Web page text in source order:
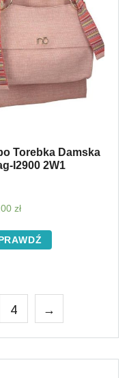
Torebka Damska
I2900 2W1
zł
4 →